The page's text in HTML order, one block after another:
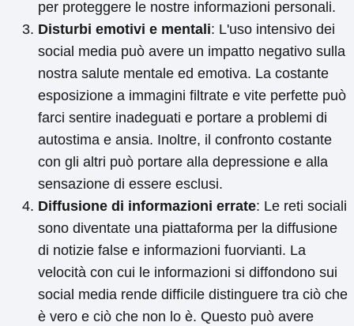
per proteggere le nostre informazioni personali.
Disturbi emotivi e mentali: L'uso intensivo dei
social media può avere un impatto negativo sulla
nostra salute mentale ed emotiva. La costante
esposizione a immagini filtrate e vite perfette può
farci sentire inadeguati e portare a problemi di
autostima e ansia. Inoltre, il confronto costante
con gli altri può portare alla depressione e alla
sensazione di essere esclusi.
Diffusione di informazioni errate: Le reti sociali
sono diventate una piattaforma per la diffusione
di notizie false e informazioni fuorvianti. La
velocità con cui le informazioni si diffondono sui
social media rende difficile distinguere tra ciò che
è vero e ciò che non lo è. Questo può avere